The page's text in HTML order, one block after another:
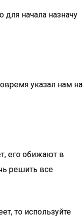
начала назначу
указал нам на
его обижают в
решить все
то используйте